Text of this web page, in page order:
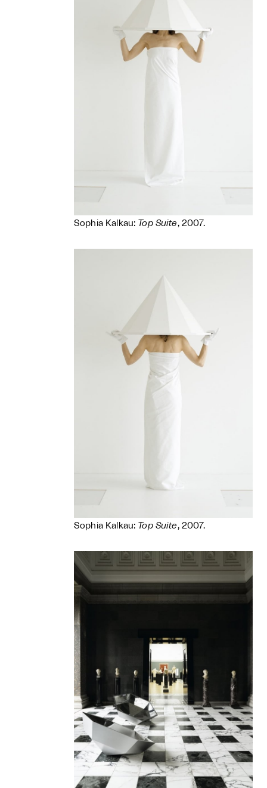
Sophia Kalkau: Top Suite, 2007.
Sophia Kalkau: Top Suite, 2007.